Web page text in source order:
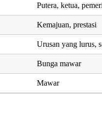
Putera, ketua,
Kemajuan, prestasi
Urusan yang lurus,
Bunga mawar
Mawar